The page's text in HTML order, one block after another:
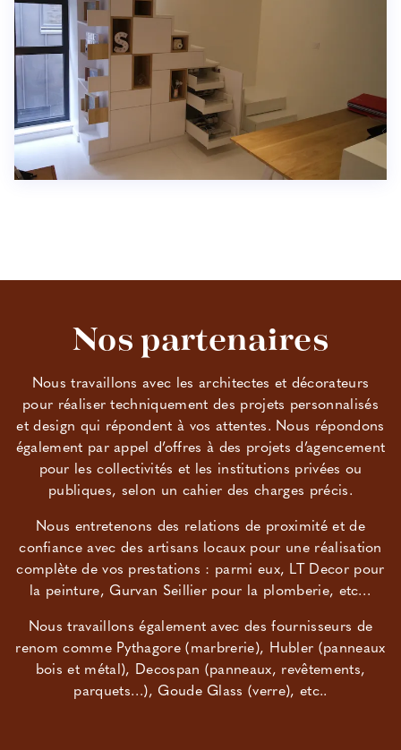
Nos partenaires
Nous travaillons avec les architectes et décorateurs
pour réaliser techniquement des projets personnalisés
et design qui répondent à vos attentes. Nous répondons
également par appel d’offres à des projets d’agencement
pour les collectivités et les institutions privées ou
publiques, selon un cahier des charges précis.
Nous entretenons des relations de proximité et de
confiance avec des artisans locaux pour une réalisation
complète de vos prestations : parmi eux, LT Decor pour
la peinture, Gurvan Seillier pour la plomberie, etc…
Nous travaillons également avec des fournisseurs de
renom comme Pythagore (marbrerie), Hubler (panneaux
bois et métal), Decospan (panneaux, revêtements,
parquets…), Goude Glass (verre), etc..